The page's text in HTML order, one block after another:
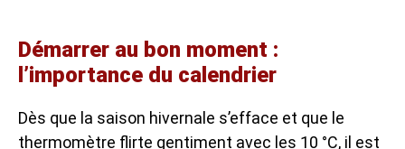
Démarrer au bon moment :
l’importance du calendrier
Dès que la saison hivernale s’efface et que le
thermomètre flirte gentiment avec les 10 °C, il est